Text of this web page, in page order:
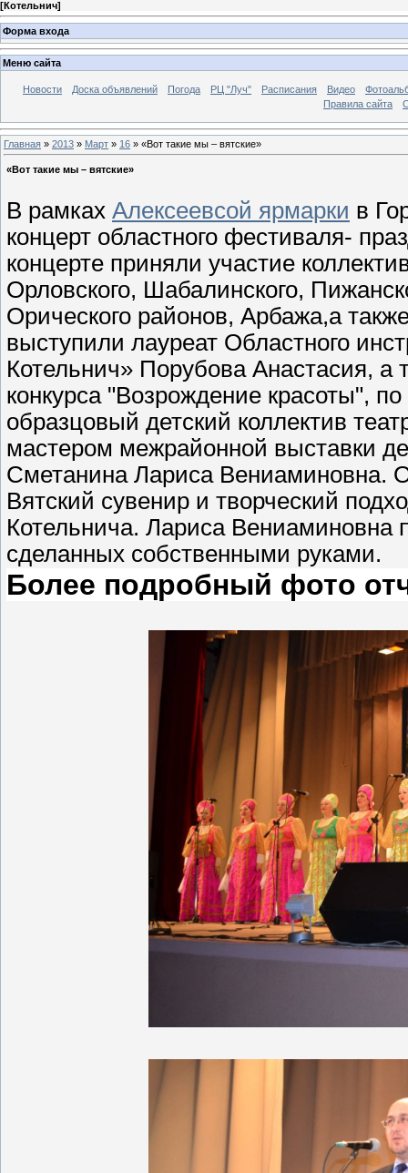
[Котельнич]
Форма входа
Меню сайта
Новости Доска объявлений Погода РЦ "Луч" Расписания Видео
Правила сайта
Главная » 2013 » Март » 16 » «Вот такие мы – вятские»
«Вот такие мы – вятские»
В рамках Алексеевсой ярмарки в
концерт областного фестиваля-
концерте приняли участие
Орловского, Шабалинского,
Орического районов, Арбажа,а
выступили лауреат Областного
Котельнич» Порубова Анастасия,
конкурса "Возрождение красоты",
образцовый детский коллектив
мастером межрайонной выставки
Сметанина Лариса Вениаминовна.
Вятский сувенир и творческий
Котельнича. Лариса Вениаминовна
сделанных собственными руками.
Более подробный фото